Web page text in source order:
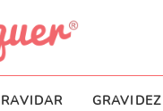
GRAVIDEZ